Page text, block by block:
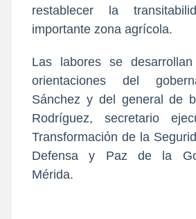
restablecer la
importante zona agrícola.
Las labores se
orientaciones del
Sánchez y del general de
Rodríguez, secretario
Transformación de la
Defensa y Paz de la
Mérida.